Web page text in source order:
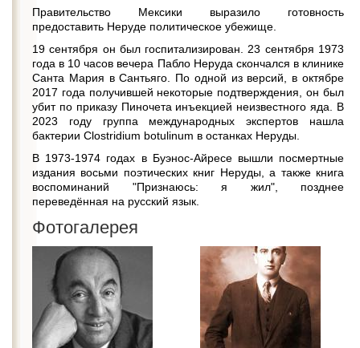
Правительство Мексики выразило готовность
предоставить Неруде политическое убежище.
19 сентября он был госпитализирован. 23 сентября 1973
года в 10 часов вечера Пабло Неруда скончался в клинике
Санта Мария в Сантьяго. По одной из версий, в октябре
2017 года получившей некоторые подтверждения, он был
убит по приказу Пиночета инъекцией неизвестного яда. В
2023 году группа международных экспертов нашла
бактерии Clostridium botulinum в останках Неруды.
В 1973-1974 годах в Буэнос-Айресе вышли посмертные
издания восьми поэтических книг Неруды, а также книга
воспоминаний "Признаюсь: я жил", позднее
переведённая на русский язык.
Фотогалерея